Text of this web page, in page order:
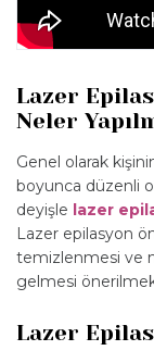
Lazer
Neler
Genel olarak
boyunca düzenli
deyişle lazer
Lazer epilasyon
temizlenmesi ve
gelmesi
Lazer